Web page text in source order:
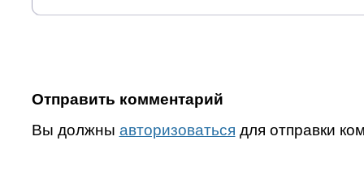
Отправить комментарий
Вы должны авторизоваться для отправки